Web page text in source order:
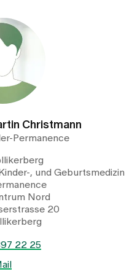
Christmann
Permanence
, und Geburtsmedizin
Nord
20
22 25